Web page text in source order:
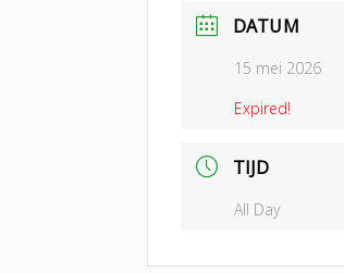
DATUM
15 mei 2026
Expired!
TIJD
All Day